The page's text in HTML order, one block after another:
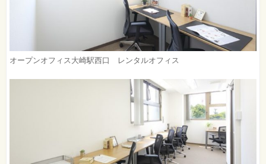
オープンオフィス大崎駅西口 レンタルオフィス